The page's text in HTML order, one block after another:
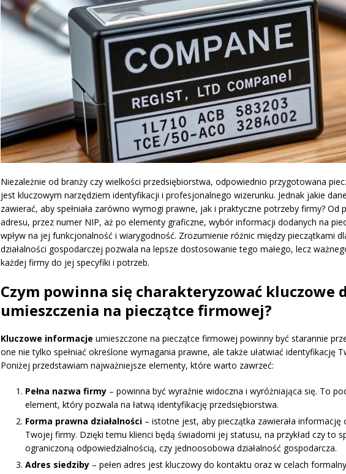
Niezależnie od branży czy wielkości przedsiębiorstwa, odpowiednio przygotowana
jest kluczowym narzędziem identyfikacji i profesjonalnego wizerunku. Jednak jakie
zawierać, aby spełniała zarówno wymogi prawne, jak i praktyczne potrzeby firmy? Od
adresu, przez numer NIP, aż po elementy graficzne, wybór informacji dodanych na
wpływ na jej funkcjonalność i wiarygodność. Zrozumienie różnic między pieczątkami
działalności gospodarczej pozwala na lepsze dostosowanie tego małego, lecz
każdej firmy do jej specyfiki i potrzeb.
Czym powinna się charakteryzować kluczowe
umieszczenia na pieczątce firmowej?
Kluczowe informacje umieszczone na pieczątce firmowej powinny być starannie
one nie tylko spełniać określone wymagania prawne, ale także ułatwiać identyfikację
Poniżej przedstawiam najważniejsze elementy, które warto zawrzeć:
Pełna nazwa firmy– powinna być wyraźnie widoczna i wyróżniająca się. To
element, który pozwala na łatwą identyfikację przedsiębiorstwa.
Forma prawna działalności– istotne jest, aby pieczątka zawierała informację
Twojej firmy. Dzięki temu klienci będą świadomi jej statusu, na przykład czy to
ograniczoną odpowiedzialnością, czy jednoosobowa działalność gospodarcza.
Adres siedziby– pełen adres jest kluczowy do kontaktu oraz w celach